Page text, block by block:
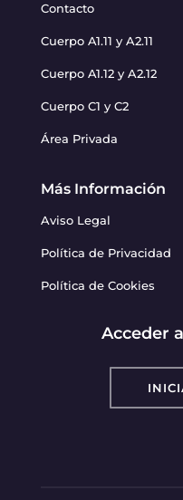
Contacto
Cuerpo A1.11 y A2.11
Cuerpo A1.12 y A2.12
Cuerpo C1 y C2
Área Privada
Más Información
Aviso Legal
Política de Privacidad
Política de Cookies
Acceder